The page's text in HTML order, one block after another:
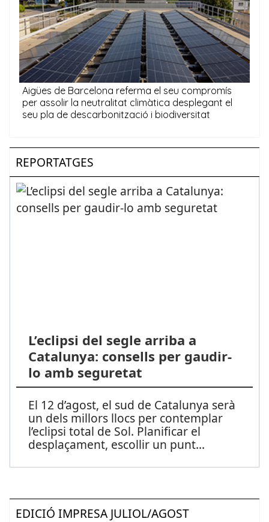
REPORTATGES
L’eclipsi del segle arriba a
Catalunya: consells per gaudir-
lo amb seguretat
El 12 d’agost, el sud de Catalunya serà
un dels millors llocs per contemplar
l’eclipsi total de Sol. Planificar el
desplaçament, escollir un punt...
EDICIÓ IMPRESA JULIOL/AGOST